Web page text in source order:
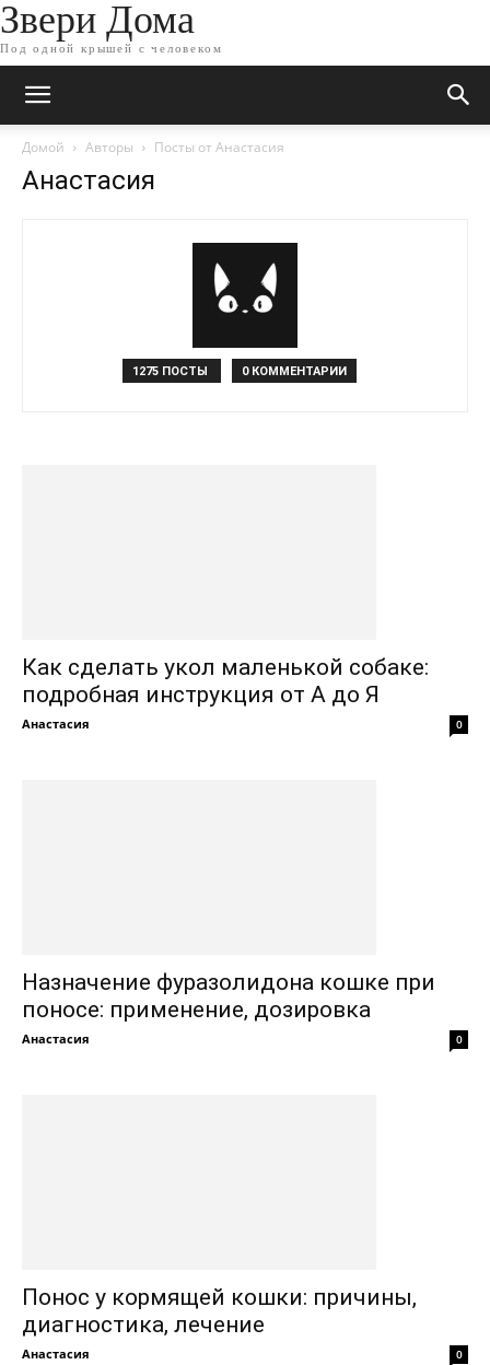
Звери Дома
Под одной крышей с человеком
Домой Авторы Посты от Анастасия
Анастасия
1275 ПОСТЫ 0 КОММЕНТАРИИ
Как сделать укол маленькой собаке:
подробная инструкция от А до Я
Анастасия 0
Назначение фуразолидона кошке при
поносе: применение, дозировка
Анастасия 0
Понос у кормящей кошки: причины,
диагностика, лечение
Анастасия 0